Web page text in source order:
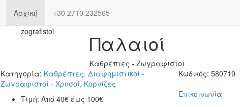
Αρχική +30 2710 232565
Παλαιοί
Καθρέπτες - Ζωγραφιστοί
Κατηγορία: Καθρέπτες, Διαφημιστικοί -
Ζωγραφιστοί - Χρυσοί, Κορνίζες
Κωδικός: 580719
Επικοινωνία
Τιμή: Από 40€ έως 100€